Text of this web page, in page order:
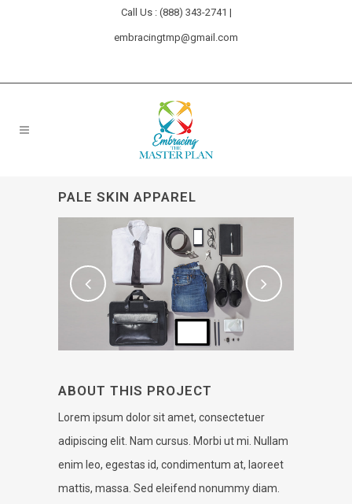
Call Us : (888) 343-2741 |
embracingtmp@gmail.com
PALE SKIN APPAREL
ABOUT THIS PROJECT
Lorem ipsum dolor sit amet, consectetuer
adipiscing elit. Nam cursus. Morbi ut mi. Nullam
enim leo, egestas id, condimentum at, laoreet
mattis, massa. Sed eleifend nonummy diam.